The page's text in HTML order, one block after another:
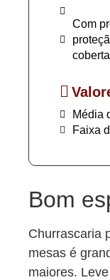
Com
coberta
Média
Faixa
Bom
Churrascaria
mesas é
maiores.